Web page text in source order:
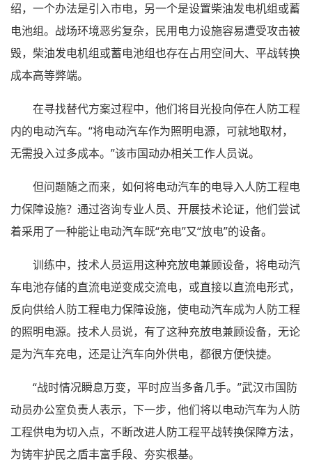
绍，一个办法是引入市电，另一个是设置柴油发电机组或蓄
电池组。战场环境恶劣复杂，民用电力设施容易遭受攻击被
毁，柴油发电机组或蓄电池组也存在占用空间大、平战转换
成本高等弊端。
在寻找替代方案过程中，他们将目光投向停在人防工程
内的电动汽车。“将电动汽车作为照明电源，可就地取材，
无需投入过多成本。”该市国动办相关工作人员说。
但问题随之而来，如何将电动汽车的电导入人防工程电
力保障设施？通过咨询专业人员、开展技术论证，他们尝试
着采用了一种能让电动汽车既“充电”又“放电”的设备。
训练中，技术人员运用这种充放电兼顾设备，将电动汽
车电池存储的直流电逆变成交流电，或直接以直流电形式，
反向供给人防工程电力保障设施，使电动汽车成为人防工程
的照明电源。技术人员说，有了这种充放电兼顾设备，无论
是为汽车充电，还是让汽车向外供电，都很方便快捷。
“战时情况瞬息万变，平时应当多备几手。”武汉市国防
动员办公室负责人表示，下一步，他们将以电动汽车为人防
工程供电为切入点，不断改进人防工程平战转换保障方法，
为铸牢护民之盾丰富手段、夯实根基。